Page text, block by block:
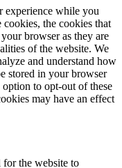
experience while you
the cookies that
browser as they are
of the website. We
and understand how
stored in your browser
to opt-out of these
may have an effect
for the website to